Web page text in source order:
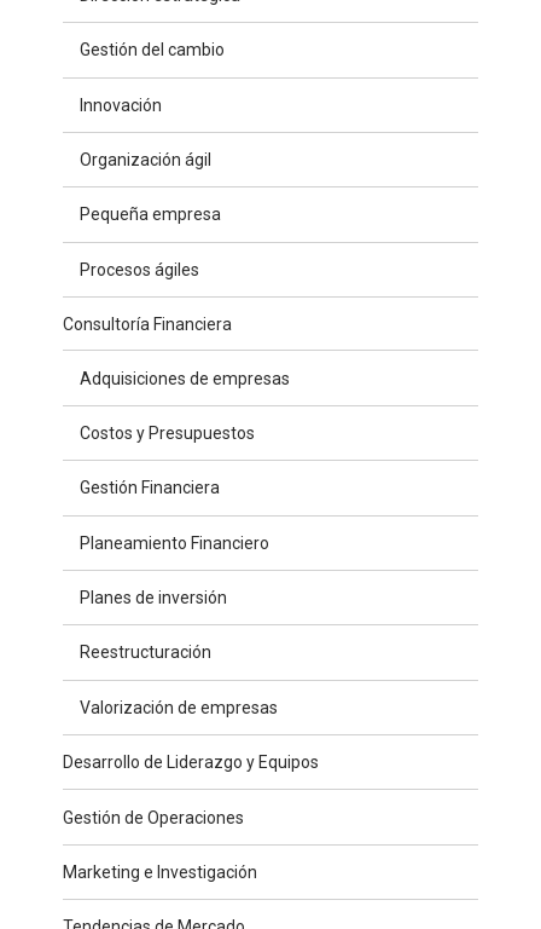
Gestión del cambio
Innovación
Organización ágil
Pequeña empresa
Procesos ágiles
Consultoría Financiera
Adquisiciones de empresas
Costos y Presupuestos
Gestión Financiera
Planeamiento Financiero
Planes de inversión
Reestructuración
Valorización de empresas
Desarrollo de Liderazgo y Equipos
Gestión de Operaciones
Marketing e Investigación